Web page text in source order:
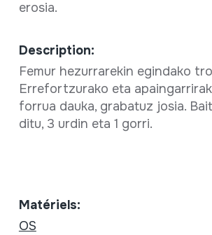
erosia.
Description:
Femur hezurrarekin egindako
Errefortzurako eta
forrua dauka, grabatuz josia.
ditu, 3 urdin eta 1 gorri.
Matériels:
OS